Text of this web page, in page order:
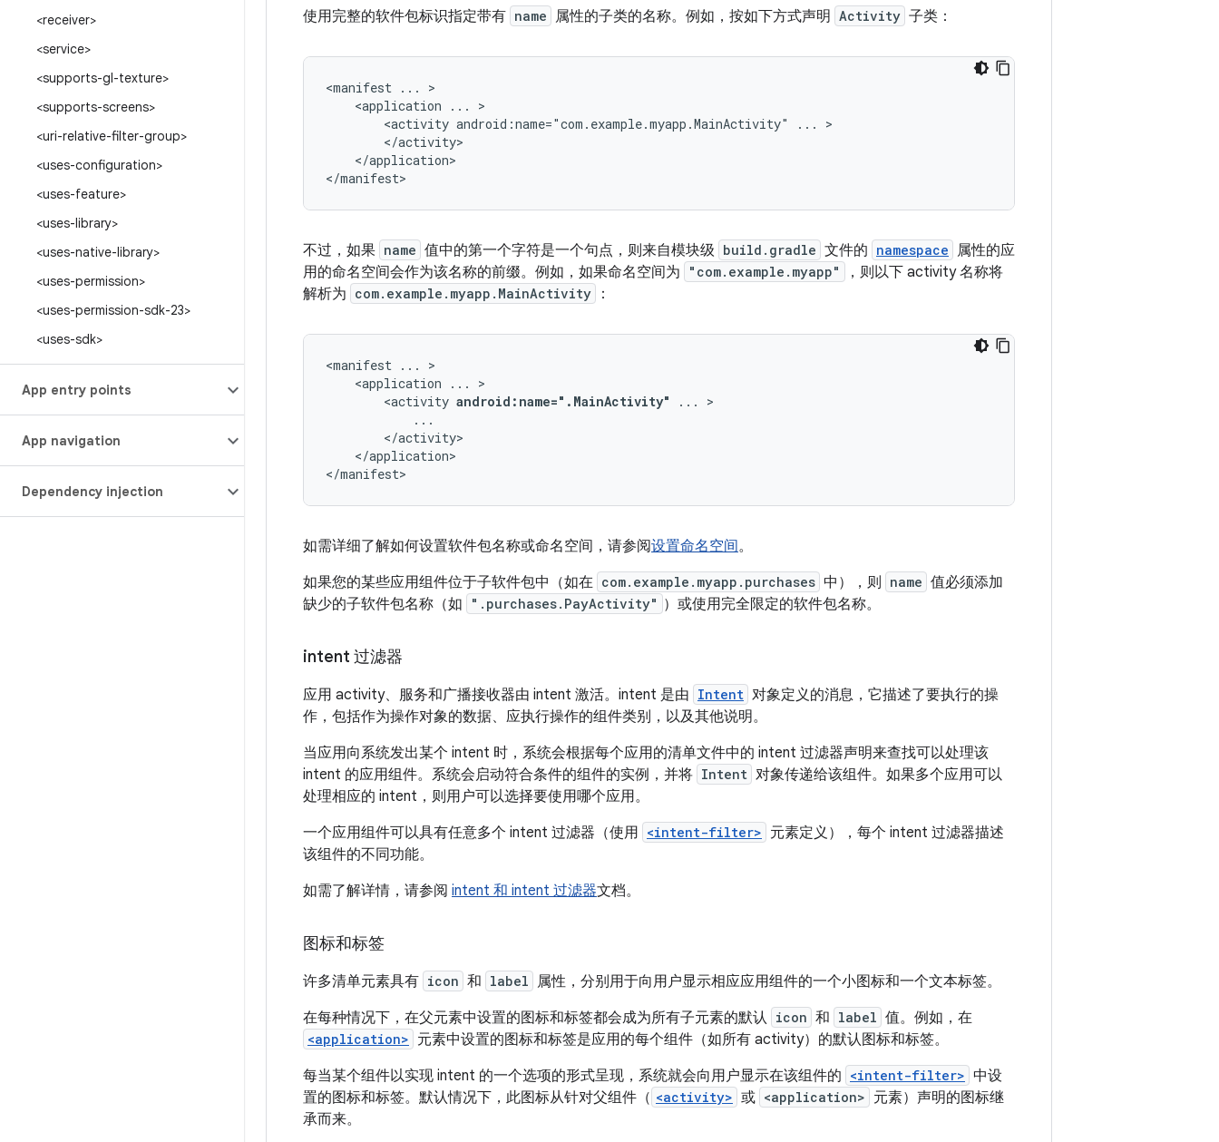
<receiver>
<service>
<supports-gl-texture>
<supports-screens>
<uri-relative-filter-group>
<uses-configuration>
<uses-feature>
<uses-library>
<uses-native-library>
<uses-permission>
<uses-permission-sdk-23>
<uses-sdk>
App entry points
App navigation
Dependency injection
使用完整的软件包标识指定带有 name 属性的子类的名称。例如，按如下方式声明 Activity 子类：
<manifest ...
<application
...
<activity android:name="com.example.myapp.MainActivity" ...
</application>
</manifest>
不过，如果 name 值中的第一个字符是一个句点，则来自模块级 build.gradle 文件的 namespace 属性的应
用的命名空间会作为该名称的前缀。例如，如果命名空间为
"com.example.myapp"
，则以下 activity 名称将
解析为 com.example.myapp.MainActivity ：
<manifest ...
<application
...
<activity android:name=".MainActivity" ...
</application>
</manifest>
如需详细了解如何设置软件包名称或命名空间，请参阅设置命名空间。
如果您的某些应用组件位于子软件包中（如在 com.example.myapp.purchases 中），则 name 值必须添加
缺少的子软件包名称（如
".purchases.PayActivity" ）或使用完全限定的软件包名称。
intent 过滤器
应用 activity、服务和广播接收器由 intent 激活。 intent 是由 Intent 对象定义的消息，它描述了要执行的操
作，包括作为操作对象的数据、应执行操作的组件类别，以及其他说明。
当应用向系统发出某个 intent 时，系统会根据每个应用的清单文件中的 intent 过滤器声明来查找可以处理该
intent 的应用组件。 系统会启动符合条件的组件的实例，并将 Intent 对象传递给该组件。如果多个应用可以
处理相应的 intent，则用户可以选择要使用哪个应用。
一个应用组件可以具有任意多个 intent 过滤器（使用 <intent-filter> 元素定义），每个 intent 过滤器描述
该组件的不同功能。
如需了解详情，请参阅 intent 和 intent 过滤器文档。
图标和标签
许多清单元素具有 icon 和 label 属性，分别用于向用户显示相应应用组件的一个小图标和一个文本标签。
在每种情况下，在父元素中设置的图标和标签都会成为所有子元素的默认 icon 和 label 值。例如，在
<application> 元素中设置的图标和标签是应用的每个组件（如所有 activity）的默认图标和标签。
每当某个组件以实现 intent 的一个选项的形式呈现，系统就会向用户显示在该组件的 <intent-filter> 中设
置的图标和标签。默认情况下，此图标从针对父组件（ <activity> 或 <application> 元素）声明的图标继
承而来。